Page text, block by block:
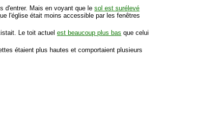
d'entrer. Mais en voyant que lesol est surélevé
l'église était moins accessible par les fenêtres
Le toit actuelest beaucoup plus bas que celui
étaient plus hautes et comportaient plusieurs